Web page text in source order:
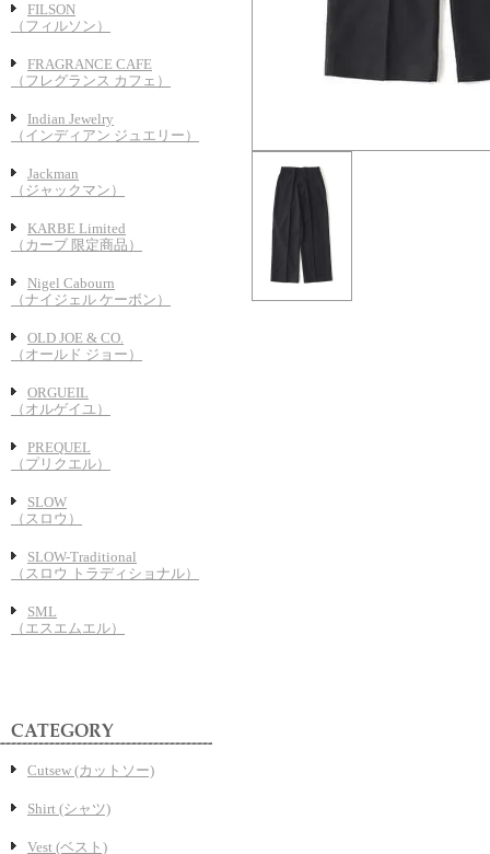
FILSON
（フィルソン）
FRAGRANCE CAFE
（フレグランス カフェ）
Indian Jewelry
（インディアン ジュエリー）
Jackman
（ジャックマン）
KARBE Limited
（カーブ 限定商品）
Nigel Cabourn
（ナイジェル ケーボン）
OLD JOE & CO.
（オールド ジョー）
ORGUEIL
（オルゲイユ）
PREQUEL
（プリクエル）
SLOW
（スロウ）
SLOW-Traditional
（スロウ トラディショナル）
SML
（エスエムエル）
Cutsew (カットソー)
Shirt (シャツ)
Vest (ベスト)